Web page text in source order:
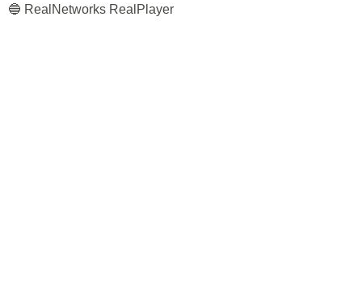
🔵 RealNetworks RealPlayer